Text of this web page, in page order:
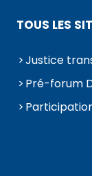
TOUS LES
Justice
Pré-forum